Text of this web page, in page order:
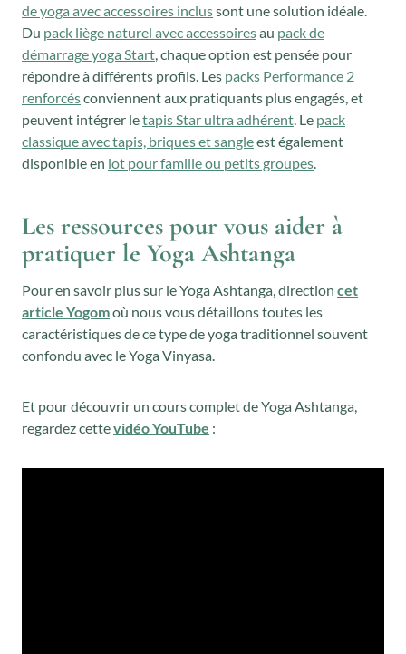
de yoga avec accessoires inclussont une solution idéale.
Du pack liège naturel avec accessoiresau pack de
démarrage yoga Start , chaque option est pensée pour
répondre à différents profils. Les packs Performance 2
renforcésconviennent aux pratiquants plus engagés, et
peuvent intégrer letapis Star ultra adhérent . Le pack
classique avec tapis, briques et sangleest également
disponible en lot pour famille ou petits groupes
Les ressources pour vous aider à
pratiquer le Yoga Ashtanga
Pour en savoir plus sur le Yoga Ashtanga, direction cet
article Yogomoù nous vous détaillons toutes les
caractéristiques de ce type de yoga traditionnel souvent
confondu avec le Yoga Vinyasa.
Et pour découvrir un cours complet de Yoga Ashtanga,
regardez cettevidéo YouTube :